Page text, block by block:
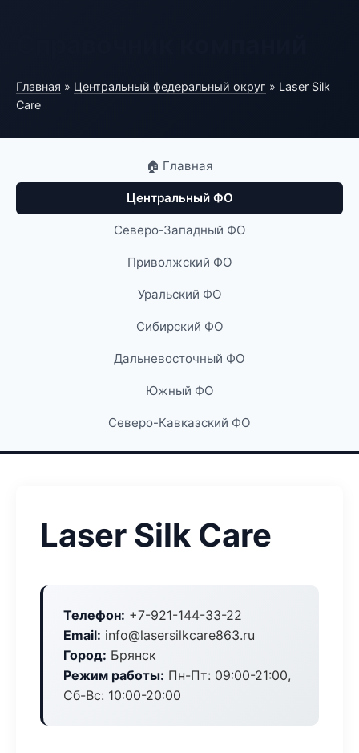
Главная » Центральный федеральный округ » Laser Silk
Care
🏠 Главная
Центральный ФО
Северо-Западный ФО
Приволжский ФО
Уральский ФО
Сибирский ФО
Дальневосточный ФО
Южный ФО
Северо-Кавказский ФО
Laser Silk Care
Телефон: +7-921-144-33-22
Email: info@lasersilkcare863.ru
Город: Брянск
Режим работы: Пн-Пт: 09:00-21:00,
Сб-Вс: 10:00-20:00